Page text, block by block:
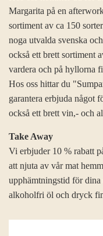
Margarita på en
sortiment av ca 150
noga utvalda svenska
också ett brett sortiment
vardera och på hyllorna
Hos oss hittar du
garantera erbjuda något
också ett brett vin,- och
Take Away
Vi erbjuder 10 % rabatt
att njuta av vår mat
upphämtningstid för
alkoholfri öl och dryck